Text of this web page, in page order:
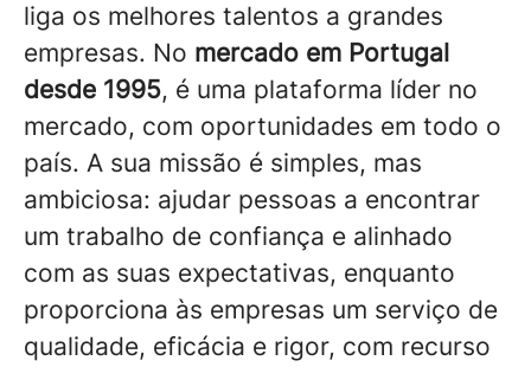
liga os melhores talentos a grandes
empresas. No mercado em Portugal
desde 1995, é uma plataforma líder no
mercado, com oportunidades em todo o
país. A sua missão é simples, mas
ambiciosa: ajudar pessoas a encontrar
um trabalho de confiança e alinhado
com as suas expectativas, enquanto
proporciona às empresas um serviço de
qualidade, eficácia e rigor, com recurso